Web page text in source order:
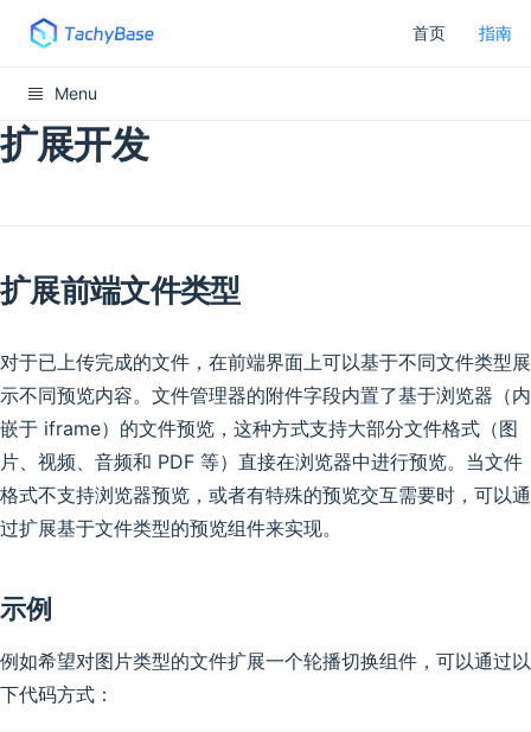
首页 指南
Menu
扩展开发
扩展前端文件类型
对于已上传完成的文件，在前端界面上可以基于不同文件类型展
示不同预览内容。文件管理器的附件字段内置了基于浏览器（内
嵌于 iframe）的文件预览，这种方式支持大部分文件格式（图
片、视频、音频和 PDF 等）直接在浏览器中进行预览。当文件
格式不支持浏览器预览，或者有特殊的预览交互需要时，可以通
过扩展基于文件类型的预览组件来实现。
示例
例如希望对图片类型的文件扩展一个轮播切换组件，可以通过以
下代码方式：